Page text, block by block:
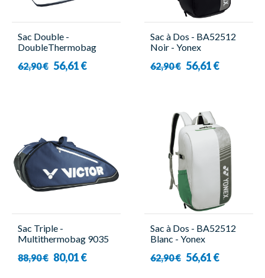
Sac Double -
DoubleThermobag
62,90 € 56,61 €
Sac à Dos - BA52512
Noir - Yonex
62,90 € 56,61 €
Sac Triple -
Multithermobag 9035
88,90 € 80,01 €
Sac à Dos - BA52512
Blanc - Yonex
62,90 € 56,61 €